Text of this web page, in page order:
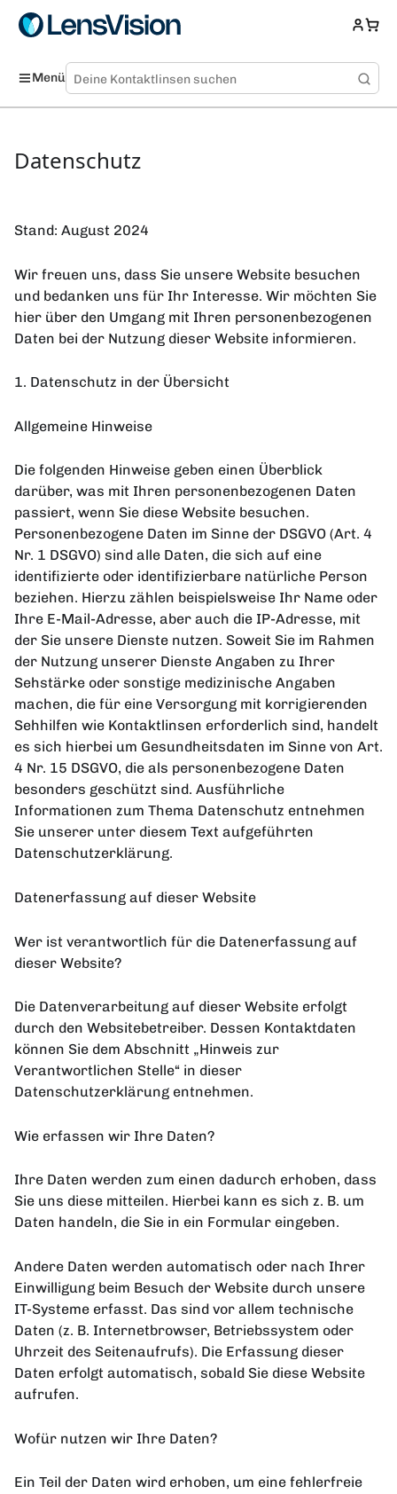
Menü
Datenschutz
Stand: August 2024
Wir freuen uns, dass Sie unsere Website besuchen
und bedanken uns für Ihr Interesse. Wir möchten Sie
hier über den Umgang mit Ihren personenbezogenen
Daten bei der Nutzung dieser Website informieren.
1. Datenschutz in der Übersicht
Allgemeine Hinweise
Die folgenden Hinweise geben einen Überblick
darüber, was mit Ihren personenbezogenen Daten
passiert, wenn Sie diese Website besuchen.
Personenbezogene Daten im Sinne der DSGVO (Art. 4
Nr. 1 DSGVO) sind alle Daten, die sich auf eine
identifizierte oder identifizierbare natürliche Person
beziehen. Hierzu zählen beispielsweise Ihr Name oder
Ihre E-Mail-Adresse, aber auch die IP-Adresse, mit
der Sie unsere Dienste nutzen. Soweit Sie im Rahmen
der Nutzung unserer Dienste Angaben zu Ihrer
Sehstärke oder sonstige medizinische Angaben
machen, die für eine Versorgung mit korrigierenden
Sehhilfen wie Kontaktlinsen erforderlich sind, handelt
es sich hierbei um Gesundheitsdaten im Sinne von Art.
4 Nr. 15 DSGVO, die als personenbezogene Daten
besonders geschützt sind. Ausführliche
Informationen zum Thema Datenschutz entnehmen
Sie unserer unter diesem Text aufgeführten
Datenschutzerklärung.
Datenerfassung auf dieser Website
Wer ist verantwortlich für die Datenerfassung auf
dieser Website?
Die Datenverarbeitung auf dieser Website erfolgt
durch den Websitebetreiber. Dessen Kontaktdaten
können Sie dem Abschnitt „Hinweis zur
Verantwortlichen Stelle“ in dieser
Datenschutzerklärung entnehmen.
Wie erfassen wir Ihre Daten?
Ihre Daten werden zum einen dadurch erhoben, dass
Sie uns diese mitteilen. Hierbei kann es sich z. B. um
Daten handeln, die Sie in ein Formular eingeben.
Andere Daten werden automatisch oder nach Ihrer
Einwilligung beim Besuch der Website durch unsere
IT-Systeme erfasst. Das sind vor allem technische
Daten (z. B. Internetbrowser, Betriebssystem oder
Uhrzeit des Seitenaufrufs). Die Erfassung dieser
Daten erfolgt automatisch, sobald Sie diese Website
aufrufen.
Wofür nutzen wir Ihre Daten?
Ein Teil der Daten wird erhoben, um eine fehlerfreie